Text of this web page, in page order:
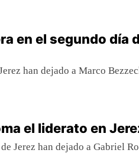
en el segundo día
han dejado a Marco
el liderato en
Jerez han dejado a Gabriel